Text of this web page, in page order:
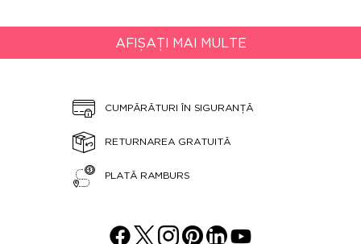
AFIȘAȚI MAI MULTE
CUMPĂRĂTURI ÎN SIGURANȚĂ
RETURNAREA GRATUITĂ
PLATĂ RAMBURS